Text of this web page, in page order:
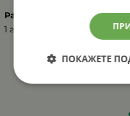
Разфасовка
1 г
ПОКАЖЕТЕ